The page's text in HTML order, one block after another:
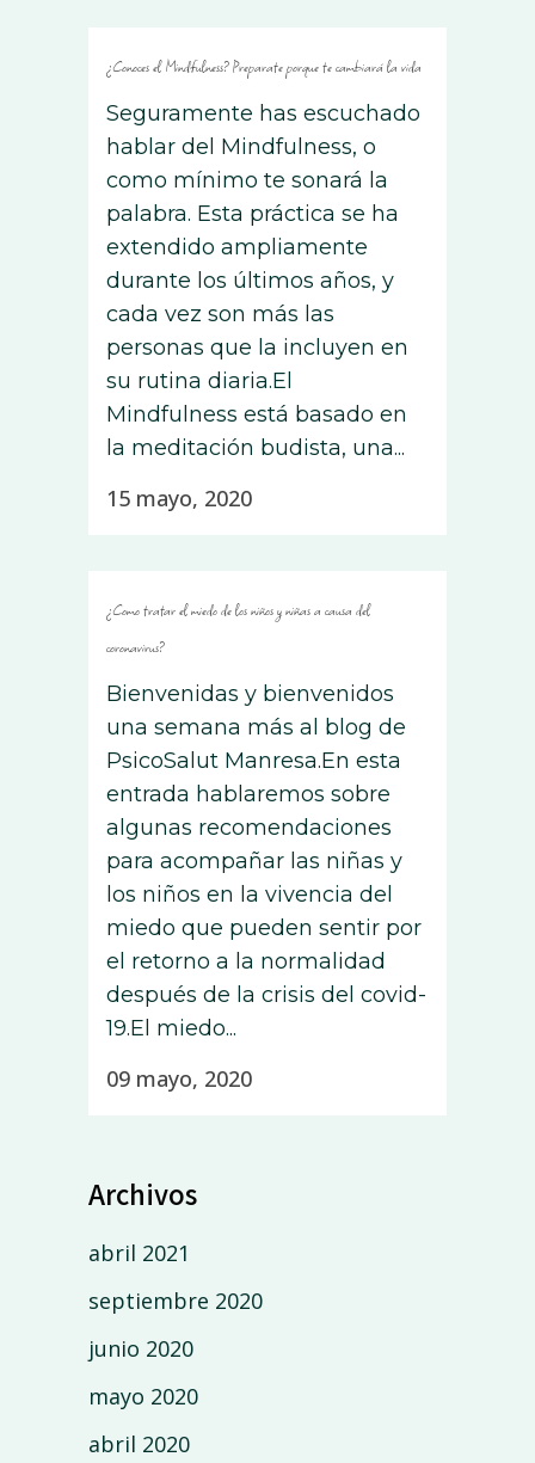
¿Conoces el Mindfulness? Preparate porque te cambiará la vida
Seguramente has escuchado
hablar del Mindfulness, o
como mínimo te sonará la
palabra. Esta práctica se ha
extendido ampliamente
durante los últimos años, y
cada vez son más las
personas que la incluyen en
su rutina diaria.El
Mindfulness está basado en
la meditación budista, una...
15 mayo, 2020
¿Como tratar el miedo de los niños y niñas a causa del
coronavirus?
Bienvenidas y bienvenidos
una semana más al blog de
PsicoSalut Manresa.En esta
entrada hablaremos sobre
algunas recomendaciones
para acompañar las niñas y
los niños en la vivencia del
miedo que pueden sentir por
el retorno a la normalidad
después de la crisis del covid-
19.El miedo...
09 mayo, 2020
Archivos
abril 2021
septiembre 2020
junio 2020
mayo 2020
abril 2020